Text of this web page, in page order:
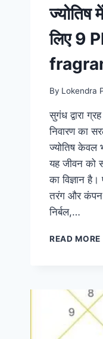
ज्योतिष
लिए 9
By Lokendra
सुगंध द्वारा
निवारण का
ज्योतिष केवल
यह जीवन को
का विज्ञान
तरंग और कंपन
निर्बल,…
READ MORE